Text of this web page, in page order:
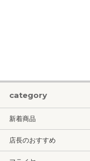
category
新着商品
店長のおすすめ